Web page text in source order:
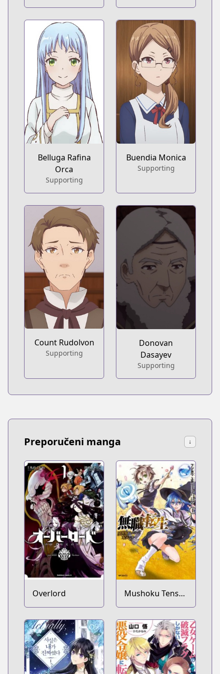
Belluga Rafina
Orca
Supporting
Buendia Monica
Supporting
Count Rudolvon
Supporting
Donovan
Dasayev
Supporting
Preporučeni manga ↓
Overlord
Mushoku Tensei:
Isekai Ittara
Honki Dasu